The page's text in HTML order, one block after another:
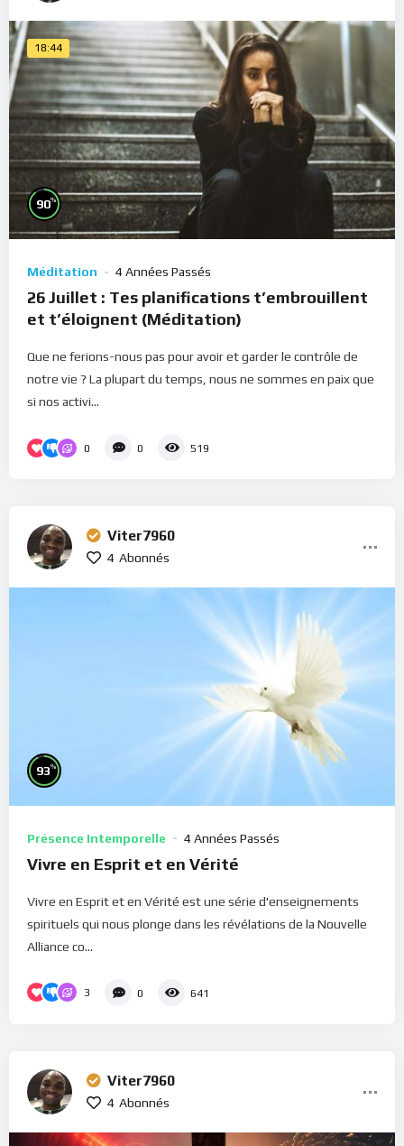
18:44
90%
Méditation 4 Années Passés
26 Juillet : Tes planifications t’embrouillent
et t’éloignent (Méditation)
Que ne ferions-nous pas pour avoir et garder le contrôle de
notre vie ? La plupart du temps, nous ne sommes en paix que
si nos activi...
0 0 519
Viter7960
4 Abonnés
93%
Présence Intemporelle 4 Années Passés
Vivre en Esprit et en Vérité
Vivre en Esprit et en Vérité est une série d'enseignements
spirituels qui nous plonge dans les révélations de la Nouvelle
Alliance co...
3 0 641
Viter7960
4 Abonnés